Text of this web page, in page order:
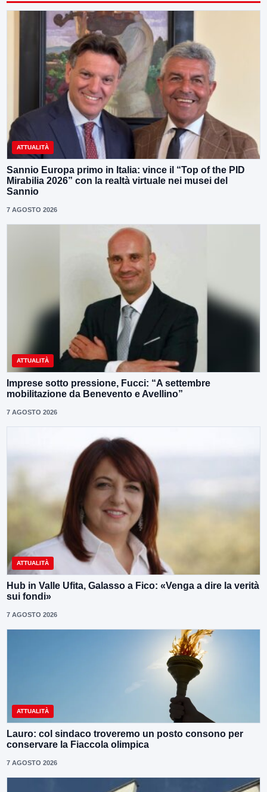
ATTUALITÀ
Sannio Europa primo in Italia: vince il “Top of the PID
Mirabilia 2026” con la realtà virtuale nei musei del
Sannio
7 AGOSTO 2026
ATTUALITÀ
Imprese sotto pressione, Fucci: “A settembre
mobilitazione da Benevento e Avellino”
7 AGOSTO 2026
ATTUALITÀ
Hub in Valle Ufita, Galasso a Fico: «Venga a dire la verità
sui fondi»
7 AGOSTO 2026
ATTUALITÀ
Lauro: col sindaco troveremo un posto consono per
conservare la Fiaccola olimpica
7 AGOSTO 2026